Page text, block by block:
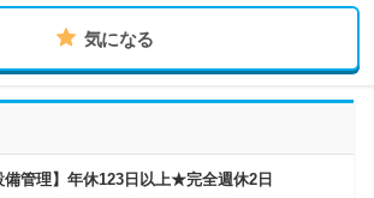
気になる
備管理】年休123日以上★完全週休2日